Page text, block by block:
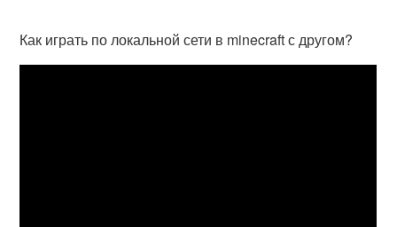
Как играть по локальной сети в minecraft с другом?